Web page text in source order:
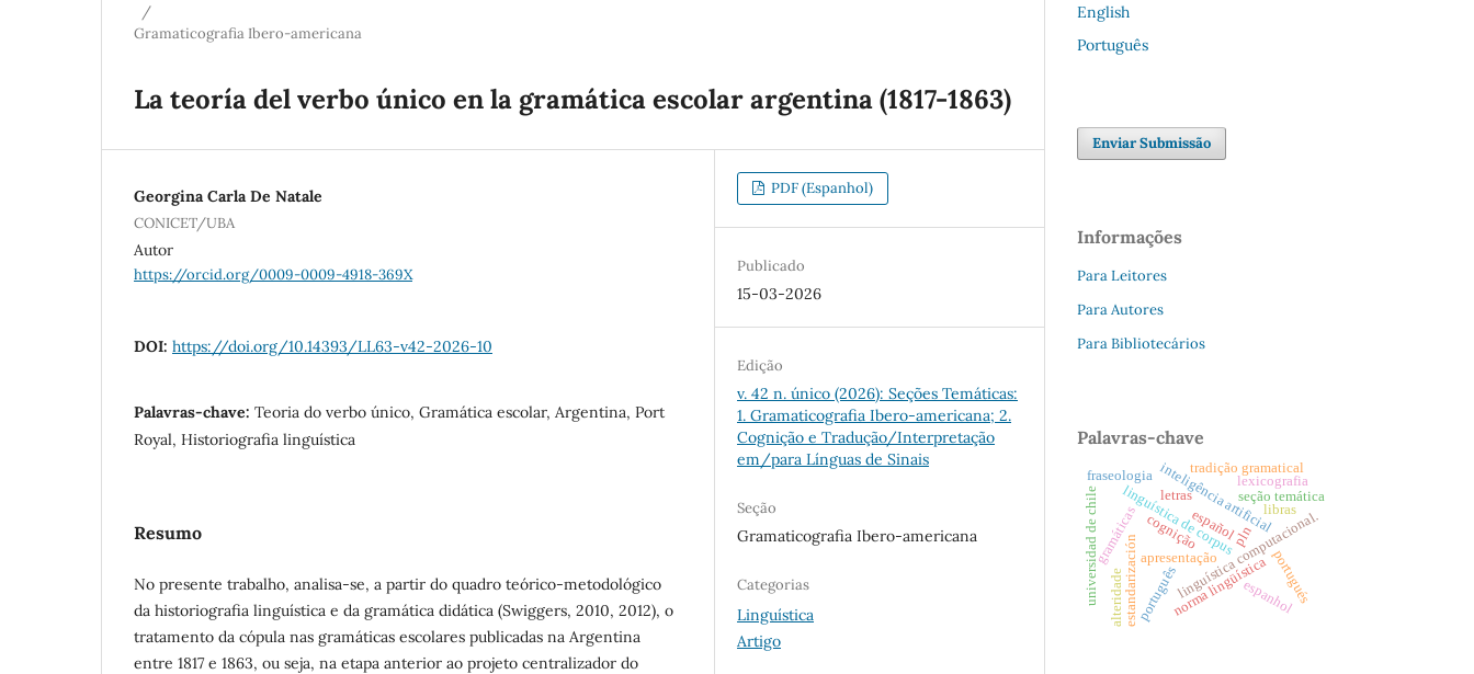
/
Gramaticografia Ibero-americana
La teoría del verbo único en la gramática escolar argentina (1817-1863)
Georgina Carla De Natale
CONICET/UBA
Autor
https://orcid.org/0009-0009-4918-369X
DOI: https://doi.org/10.14393/LL63-v42-2026-10
Palavras-chave: Teoria do verbo único, Gramática escolar, Argentina, Port
Royal, Historiografia linguística
Resumo
No presente trabalho, analisa-se, a partir do quadro teórico-metodológico
da historiografia linguística e da gramática didática (Swiggers, 2010, 2012), o
tratamento da cópula nas gramáticas escolares publicadas na Argentina
entre 1817 e 1863, ou seja, na etapa anterior ao projeto centralizador do
PDF (Espanhol)
Publicado
15-03-2026
Edição
v. 42 n. único (2026): Seções Temáticas:
1. Gramaticografia Ibero-americana; 2.
Cognição e Tradução/Interpretação
em/para Línguas de Sinais
Seção
Gramaticografia Ibero-americana
Categorias
Linguística
Artigo
English
Português
Enviar Submissão
Informações
Para Leitores
Para Autores
Para Bibliotecários
Palavras-chave
linguística de corpus
linguística computacional.
inteligência artificial
letras
apresentação
seção temática
cognição
estandarización
gramáticas
universidad de chile norma lingüísticaportugués
español
tradição gramatical
português espanhol
libras
lexicografia
fraseologia
pln
alteridade